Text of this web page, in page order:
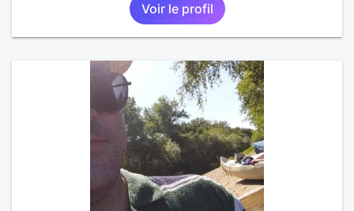
Voir le profil